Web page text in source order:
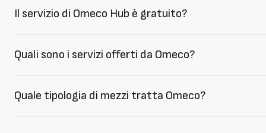
Il servizio di Omeco Hub è gratuito?
Quali sono i servizi offerti da Omeco?
Quale tipologia di mezzi tratta Omeco?